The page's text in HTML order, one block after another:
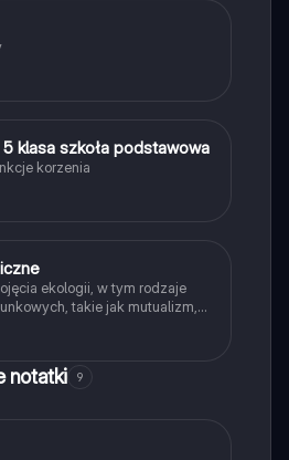
klasa szkoła podstawowa
korzenia
ekologii, w tym rodzaje
takie jak mutualizm,
i pasożytnictwo.
populacji, ekosystemach
Idealne dla
Typ: podsumowanie.
notatki 9